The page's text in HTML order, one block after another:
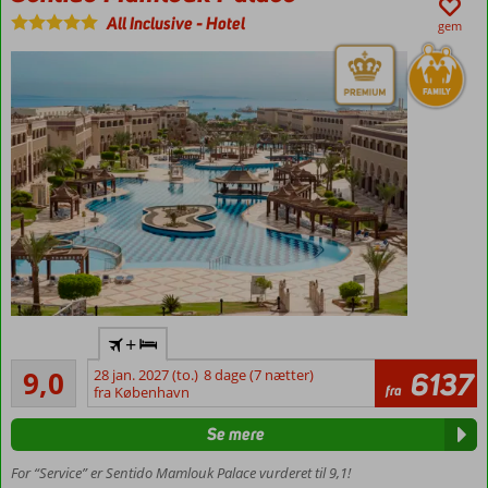
All Inclusive-Hotel gem
Luksushotel
Inclusive
Privat
strand
Enormt
poolområde
9,0Fremragende
479
anmeldelser
+
28 jan. 2027 (to.) 8 dage (7 nætter)
fra København
fra 6137
For “Service” er Sentido Mamlouk Palace vurderet til 9,1!
Se mere